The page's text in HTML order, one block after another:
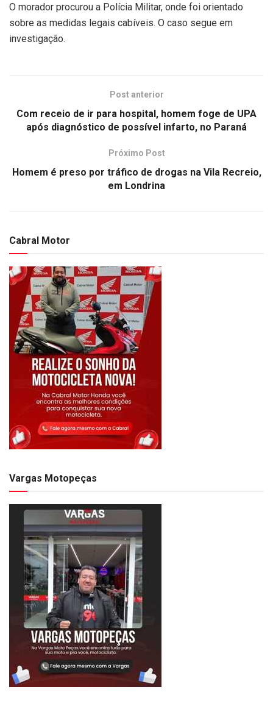
O morador procurou a Polícia Militar, onde foi orientado
sobre as medidas legais cabíveis. O caso segue em
investigação.
Post anterior
Com receio de ir para hospital, homem foge de UPA
após diagnóstico de possível infarto, no Paraná
Próximo Post
Homem é preso por tráfico de drogas na Vila Recreio,
em Londrina
Cabral Motor
Vargas Motopeças